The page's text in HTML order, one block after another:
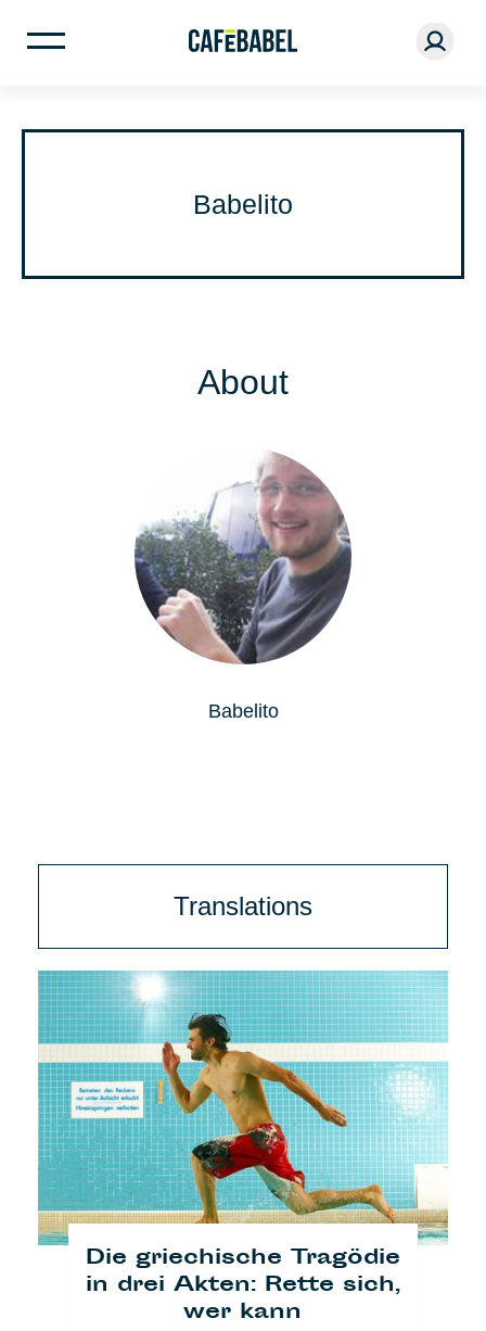
Babelito
About
Babelito
Translations
Die griechische Tragödie
in drei Akten: Rette sich,
wer kann